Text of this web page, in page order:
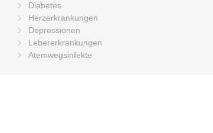
Diabetes
Herzerkrankungen
Depressionen
Lebererkrankungen
Atemwegsinfekte